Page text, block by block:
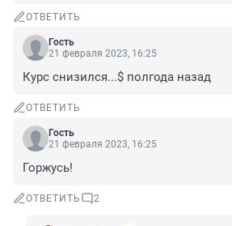
ОТВЕТИТЬ
Гость
21 февраля 2023, 16:25
Курс снизился...$ полгода назад
ОТВЕТИТЬ
Гость
21 февраля 2023, 16:25
Горжусь!
ОТВЕТИТЬ 2